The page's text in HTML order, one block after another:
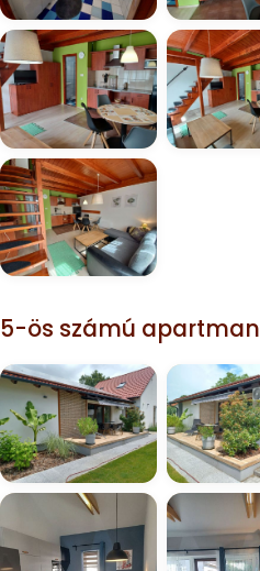
5-ös számú apartman